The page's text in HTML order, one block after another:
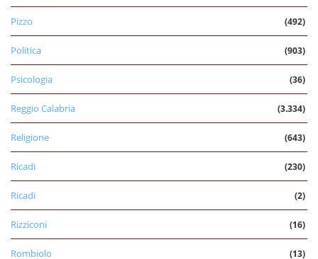
Pizzo (492)
Politica (903)
Psicologia (36)
Reggio Calabria (3.334)
Religione (643)
Ricadi (230)
Ricadi (2)
Rizziconi (16)
Rombiolo (13)